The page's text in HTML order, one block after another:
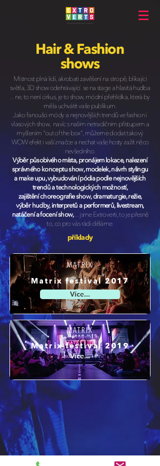
Hair & Fashion
shows
Místnost plná lidí, akrobati zavěšení na stropě, blikající
světla, 3D show odehrávající se na stage a hlasitá hudba
... ne, to není cirkus, je to show, módní přehlídka, která by
měla uchvátit vaše publikum.
Jako fanoušci módy a nejnovějších trendů ve fashion i
vlasových show, navíc s naším netradičním přístupem a
myšlením "out of the box", můžeme dodat takový
WOW efekt i vaší značce a nechat vaše hosty zažít něco
nevšedního.
Výběr působivého místa, pronájem lokace, nalezení
správného konceptu show, modelek, návrh stylingu
a make upu, vybudování pódia podle nejnovějších
trendů a technologických možností,
zajištění choreografie show, dramaturgie, režie,
výběr hudby, interpretů a performerů, livestream,
natáčení a focení show,... jsme Extroverti, to je přesně
to, co pro vás rádi děláme.
příklady
Více...
MATRIX
Matrix festival 2017
Více...
MATRIX
Matrix festival 2019